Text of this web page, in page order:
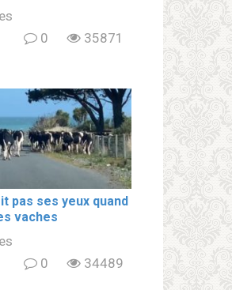
0
35871
pas ses yeux quand
vaches
0
34489